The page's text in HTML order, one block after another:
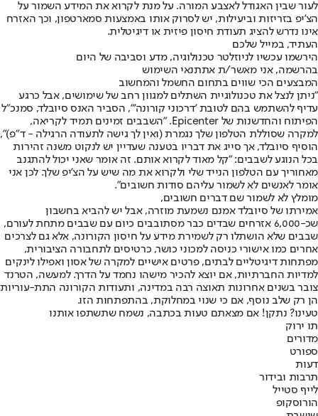
לעור שבין האגודל לאצבע המורה. על מנת לקרוא את המידע השמור על
הצ'יפ בזריזות וביעילות, יש לסרוק אותו באמצעות סמארטפון, וכך האזרח
אינו נדרש להציג תעודת חיסון פיזית או דיגיטלית.
העתיד, במייל שלכם
הירשמו עכשיו לניוזלטר טכנולוגיה, מדע וסביבה של היום
בהרשמה, אני מאשר/ת אתתנאי השימוש
המבצעים הכי שווים בתחום החשמל והמחשוב
"ניתן לנצל את טכנולוגיית השתלים למגוון רחב של שימושים, אבל כרגע
עדיף להשתמש בהם לטובת 'דרכוני קורונה'", הסביר האנס סיובלד, סמנכ"ל
הפיתוח והחדשנות של Epicenter. "השבבים זמינים תמיד לקריאה,
למקרה שסוללת הטלפון שלך נגמרת (ואין לך גישה לתעודה הרגילה - ד"פ)",
הוסיף סיובלד, אך סייג את דבריו בטענה שעדיין יש לנקוט משנה זהירות
בכל הנוגע לשבבים: "קל מאוד לקרוא אותם. זה אומר שאני יכול להתגנב
מאחוריך עם הטלפון הנייד שלי ולקרוא את מה שיש על הצ'יפ שלך. לכן אני
אומר לאנשים לא לשמור עליהם סודות חשובים".
מומלץ לא לשמור שם דברים חשובים,
אמירתו של סיובלד אמנם נשמעת מוזרה, אבל יש להביא בחשבון
שכ-6,000 אזרחים שבדים כבר מסתובבים כיום עם שבבים מתחת לעורם,
שבבים שלא הושתלו רק לשמירת מידע על חיסון הקורונה, אלא גם לצרכים
אחרים כמו אישורי כניסה למכוני כושר, כרטיסים לתחבורה הציבורית,
מפתחות דיגיטליים לבתים, פרטים אישיים למקרה של אסון ואפילו לינקים
למדיות החברתיות, אם יוצא להכיר מישהו נחמד על הדרך. למעשה, הטרנד
צובר בשנים אחרונות תאוצה רבה במדינה, ותעודות הקורונה התת-עוריות
הן רק שלב נוסף, אם כי שנוי במחלוקת, בהתפתחות הזו.
טעינו? נתקן! אם מצאתם טעות בכתבה, נשמח שתשתפו אותנו
תו ירוק
מדורים
ספורט
דעות
תרבות ובידור
לייף סטייל
הורוסקופ